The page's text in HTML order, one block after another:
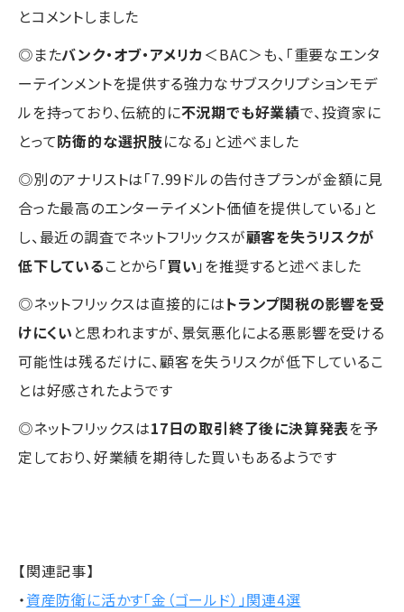
とコメントしました
◎またバンク・オブ・アメリカ ＜BAC＞も、「重要なエンタ
ーテインメントを提供する強力なサブスクリプションモデ
ルを持っており、伝統的に不況期でも好業績で、投資家に
とって防衛的な選択肢になる」と述べました
◎別のアナリストは「7.99ドルの告付きプランが金額に見
合った最高のエンターテイメント価値を提供している」と
し、最近の調査でネットフリックスが顧客を失うリスクが
低下していることから「買い 」を推奨すると述べました
◎ネットフリックスは直接的にはトランプ関税の影響を受
けにくい と思われますが、景気悪化による悪影響を受ける
可能性は残るだけに、顧客を失うリスクが低下しているこ
とは好感されたようです
◎ネットフリックスは17日の取引終了後に決算発表を予
定しており、好業績を期待した買いもあるようです
【関連記事】
・資産防衛に活かす「金（ゴールド）」関連4選